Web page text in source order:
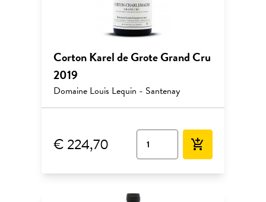
Corton Karel de Grote Grand Cru
2019
Domaine Louis Lequin - Santenay
€ 224,70 add_shopping_cart